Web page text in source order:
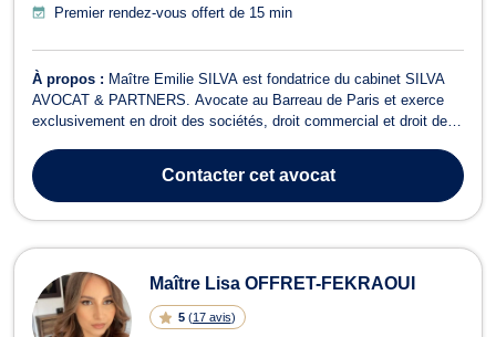
Premier rendez-vous offert de 15 min
À propos : Maître Emilie SILVA est fondatrice du cabinet SILVA
AVOCAT & PARTNERS. Avocate au Barreau de Paris et exerce
exclusivement en droit des sociétés, droit commercial et droit de la
investisseurs et groupes dans toutes les étapes de la vie de leurs
sociétés, de la s...
Contactercet avocat
Maître Lisa OFFRET-FEKRAOUI
5 (17 avis)